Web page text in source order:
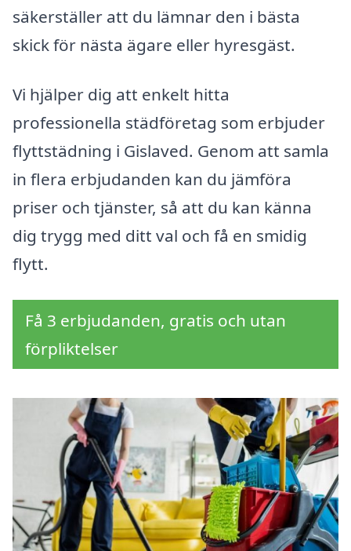
säkerställer att du lämnar den i bästa
skick för nästa ägare eller hyresgäst.
Vi hjälper dig att enkelt hitta
professionella städföretag som erbjuder
flyttstädning i Gislaved. Genom att samla
in flera erbjudanden kan du jämföra
priser och tjänster, så att du kan känna
dig trygg med ditt val och få en smidig
flytt.
Få 3 erbjudanden, gratis och utan
förpliktelser